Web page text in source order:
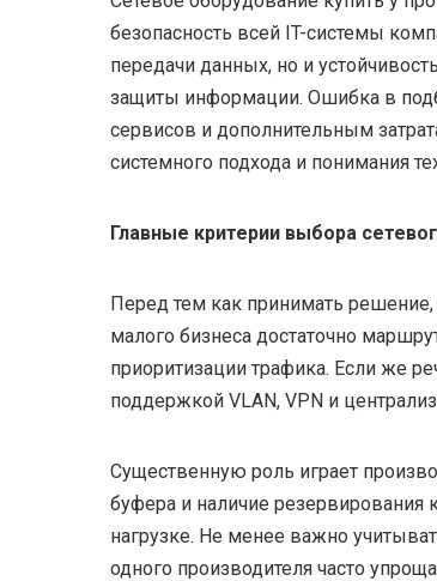
безопасность всей IT-системы
передачи данных, но и
защиты информации. Ошибка в
сервисов и дополнительным
системного подхода и понимания
Главные критерии выбора
Перед тем как принимать
малого бизнеса достаточно
приоритизации трафика. Если же
поддержкой VLAN, VPN и
Существенную роль играет
буфера и наличие резервирования
нагрузке. Не менее важно
одного производителя часто